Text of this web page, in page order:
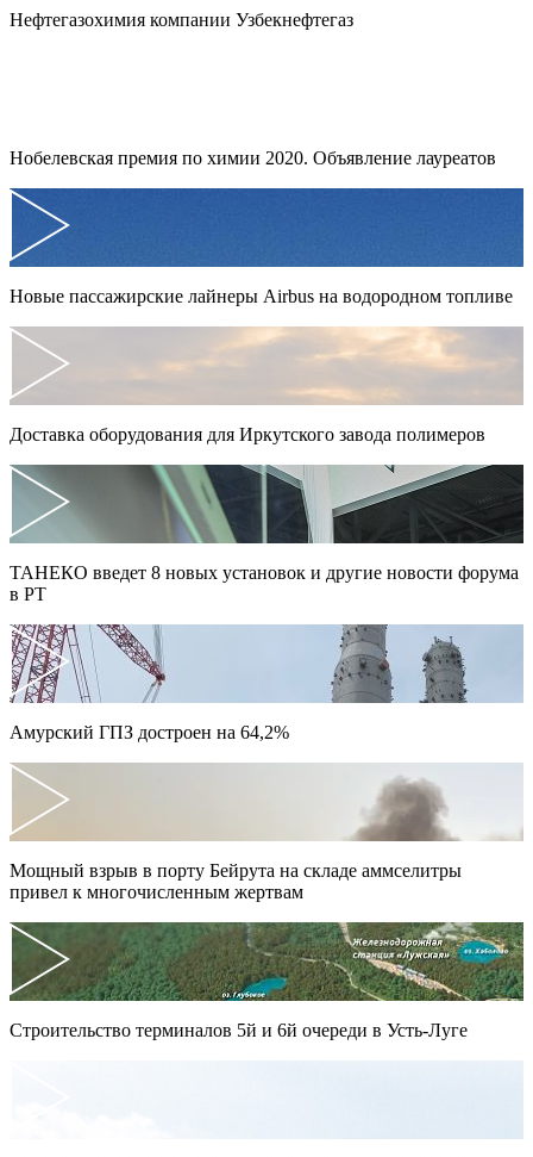
Нефтегазохимия компании Узбекнефтегаз
Нобелевская премия по химии 2020. Объявление лауреатов
Новые пассажирские лайнеры Airbus на водородном топливе
Доставка оборудования для Иркутского завода полимеров
ТАНЕКО введет 8 новых установок и другие новости форума
в РТ
Амурский ГПЗ достроен на 64,2%
Мощный взрыв в порту Бейрута на складе аммселитры
привел к многочисленным жертвам
Строительство терминалов 5й и 6й очереди в Усть-Луге